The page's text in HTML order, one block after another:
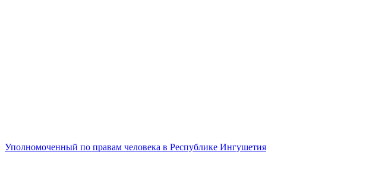
Уполномоченный по правам человека в Республике Ингушетия